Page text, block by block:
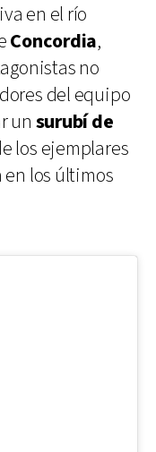
en el río
Concordia,
no
del equipo
un surubí de
los ejemplares
en los últimos